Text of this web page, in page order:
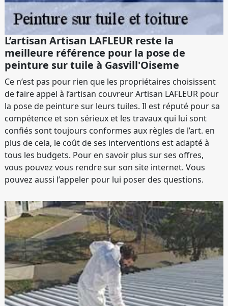
L’artisan Artisan LAFLEUR reste la
meilleure référence pour la pose de
peinture sur tuile à Gasvill'Oiseme
Ce n’est pas pour rien que les propriétaires choisissent
de faire appel à l’artisan couvreur Artisan LAFLEUR pour
la pose de peinture sur leurs tuiles. Il est réputé pour sa
compétence et son sérieux et les travaux qui lui sont
confiés sont toujours conformes aux règles de l’art. en
plus de cela, le coût de ses interventions est adapté à
tous les budgets. Pour en savoir plus sur ses offres,
vous pouvez vous rendre sur son site internet. Vous
pouvez aussi l’appeler pour lui poser des questions.